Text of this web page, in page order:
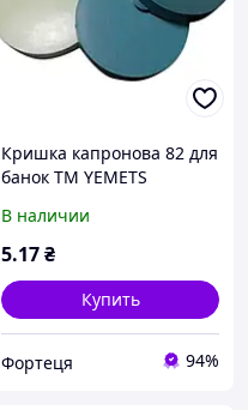
Кришка капронова 82 для
банок ТМ YEMETS
В наличии
5.17₴
Купить
Фортеця 94%